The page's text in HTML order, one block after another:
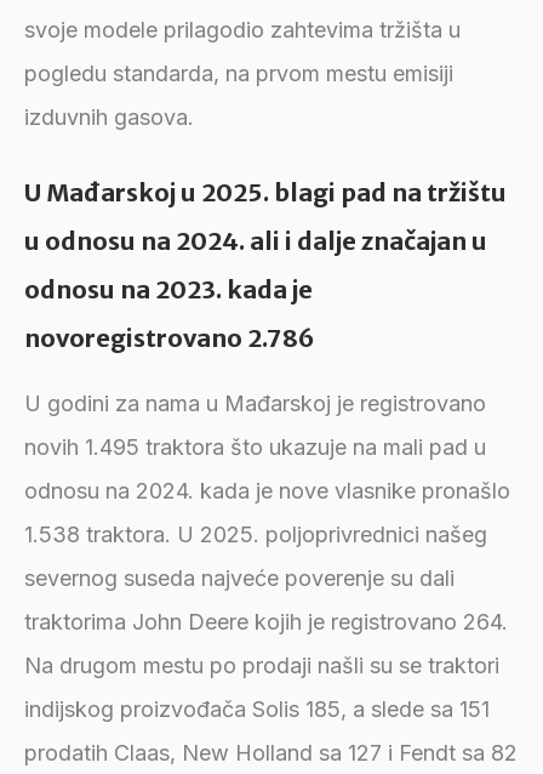
svoje modele prilagodio zahtevima tržišta u
pogledu standarda, na prvom mestu emisiji
izduvnih gasova.
U Mađarskoj u 2025. blagi pad na tržištu
u odnosu na 2024. ali i dalje značajan u
odnosu na 2023. kada je
novoregistrovano 2.786
U godini za nama u Mađarskoj je registrovano
novih 1.495 traktora što ukazuje na mali pad u
odnosu na 2024. kada je nove vlasnike pronašlo
1.538 traktora. U 2025. poljoprivrednici našeg
severnog suseda najveće poverenje su dali
traktorima John Deere kojih je registrovano 264.
Na drugom mestu po prodaji našli su se traktori
indijskog proizvođača Solis 185, a slede sa 151
prodatih Claas, New Holland sa 127 i Fendt sa 82